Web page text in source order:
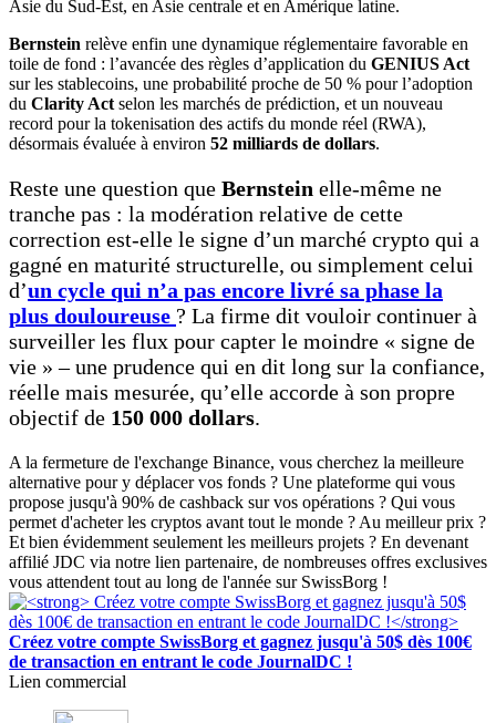
Asie du Sud-Est, en Asie centrale et en Amérique latine.
Bernstein relève enfin une dynamique réglementaire favorable en
toile de fond : l’avancée des règles d’application du GENIUS Act
sur les stablecoins, une probabilité proche de 50 % pour l’adoption
du Clarity Act selon les marchés de prédiction, et un nouveau
record pour la tokenisation des actifs du monde réel (RWA),
désormais évaluée à environ 52 milliards de dollars.
Reste une question que Bernstein elle-même ne
tranche pas : la modération relative de cette
correction est-elle le signe d’un marché crypto qui a
gagné en maturité structurelle, ou simplement celui
d’un cycle qui n’a pas encore livré sa phase la
plus douloureuse ? La firme dit vouloir continuer à
surveiller les flux pour capter le moindre « signe de
vie » – une prudence qui en dit long sur la confiance,
réelle mais mesurée, qu’elle accorde à son propre
objectif de 150 000 dollars.
A la fermeture de l'exchange Binance, vous cherchez la meilleure
alternative pour y déplacer vos fonds ? Une plateforme qui vous
propose jusqu'à 90% de cashback sur vos opérations ? Qui vous
permet d'acheter les cryptos avant tout le monde ? Au meilleur prix ?
Et bien évidemment seulement les meilleurs projets ? En devenant
affilié JDC via notre lien partenaire, de nombreuses offres exclusives
vous attendent tout au long de l'année sur SwissBorg !
Créez votre compte SwissBorg et gagnez jusqu'à 50$ dès 100€
de transaction en entrant le code JournalDC !
Lien commercial